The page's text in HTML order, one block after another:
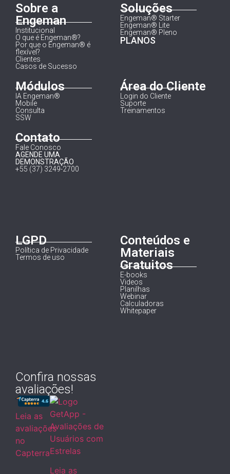
Sobre a
Engeman
Institucional
O que é Engeman®?
Por que o Engeman® é
flexível?
Clientes
Casos de Sucesso
Soluções
Engeman® Starter
Engeman® Lite
Engeman® Pleno
PLANOS
Módulos
IA Engeman®
Mobile
Consulta
SSW
Área do Cliente
Login do Cliente
Suporte
Treinamentos
Contato
Fale Conosco
AGENDE UMA
DEMONSTRAÇÃO
+55 (37) 3249-2700
LGPD
Política de Privacidade
Termos de uso
Conteúdos e
Materiais
Gratuitos
E-books
Videos
Planilhas
Webinar
Calculadoras
Whitepaper
Confira nossas
avaliações!
Leia as
avaliações
no
Capterra
Leia as